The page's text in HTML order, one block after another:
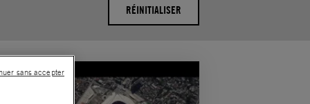
RÉINITIALISER
sans accepter